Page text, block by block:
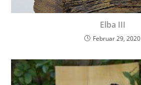
Elba III
Februar 29, 2020